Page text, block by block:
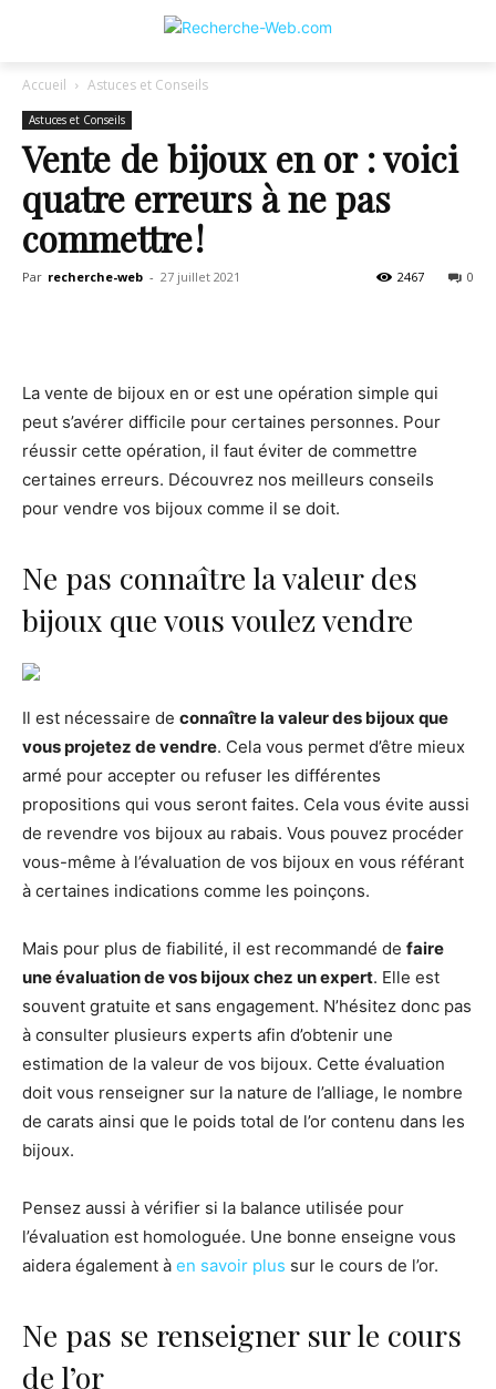
Accueil Astuces et Conseils
Astuces et Conseils
Vente de bijoux en or : voici
quatre erreurs à ne pas
commettre !
Par recherche-web - 27 juillet 2021 0
2467
La vente de bijoux en or est une opération simple qui
peut s’avérer difficile pour certaines personnes. Pour
réussir cette opération, il faut éviter de commettre
certaines erreurs. Découvrez nos meilleurs conseils
pour vendre vos bijoux comme il se doit.
Ne pas connaître la valeur des
bijoux que vous voulez vendre
Il est nécessaire de connaître la valeur des bijoux que
vous projetez de vendre. Cela vous permet d’être mieux
armé pour accepter ou refuser les différentes
propositions qui vous seront faites. Cela vous évite aussi
de revendre vos bijoux au rabais. Vous pouvez procéder
vous-même à l’évaluation de vos bijoux en vous référant
à certaines indications comme les poinçons.
Mais pour plus de fiabilité, il est recommandé de faire
une évaluation de vos bijoux chez un expert. Elle est
souvent gratuite et sans engagement. N’hésitez donc pas
à consulter plusieurs experts afin d’obtenir une
estimation de la valeur de vos bijoux. Cette évaluation
doit vous renseigner sur la nature de l’alliage, le nombre
de carats ainsi que le poids total de l’or contenu dans les
bijoux.
Pensez aussi à vérifier si la balance utilisée pour
l’évaluation est homologuée. Une bonne enseigne vous
aidera également à en savoir plus sur le cours de l’or.
Ne pas se renseigner sur le cours
de l’or